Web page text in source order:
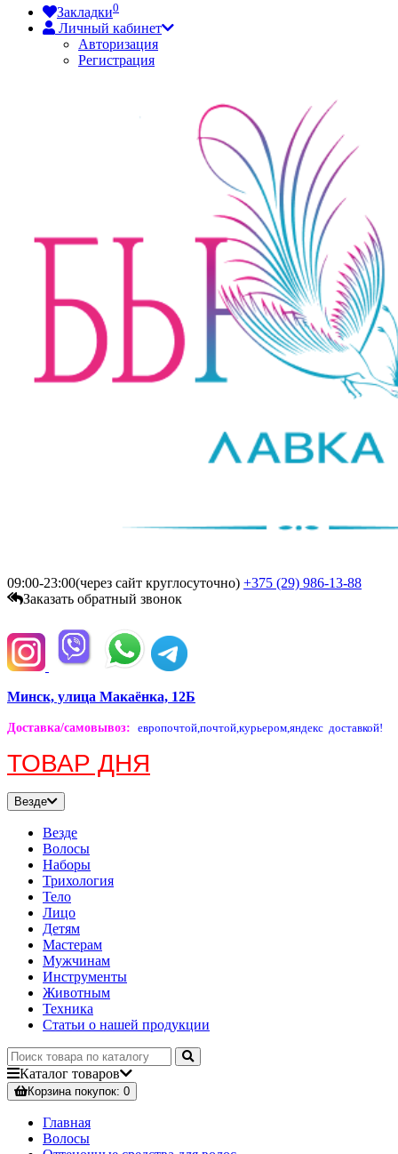
Закладки0
Личный кабинет
Авторизация
Регистрация
09:00-23:00(через сайт круглосуточно) +375 (29) 986-13-88
Заказать обратный звонок
Минск, улица Макаёнка, 12Б
Доставка/самовывоз: европочтой,почтой,курьером,яндекс доставкой!
ТОВАР ДНЯ
Везде
Везде
Волосы
Наборы
Трихология
Тело
Лицо
Детям
Мастерам
Мужчинам
Инструменты
Животным
Техника
Статьи о нашей продукции
Каталог товаров
Корзинапокупок: 0
Главная
Волосы